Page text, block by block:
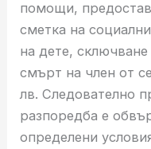
помощи,
сметка на
на дете,
смърт на член от
лв. Следователно
разпоредба е
определени